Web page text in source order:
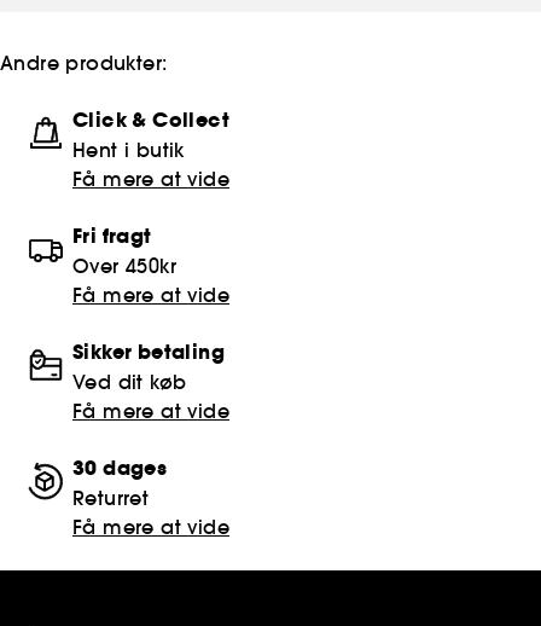
Andre produkter:
Click & Collect
Hent i butik
Få mere at vide
Fri fragt
Over 450kr
Få mere at vide
Sikker betaling
Ved dit køb
Få mere at vide
30 dages
Returret
Få mere at vide